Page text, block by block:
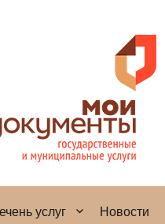
услуг Новости